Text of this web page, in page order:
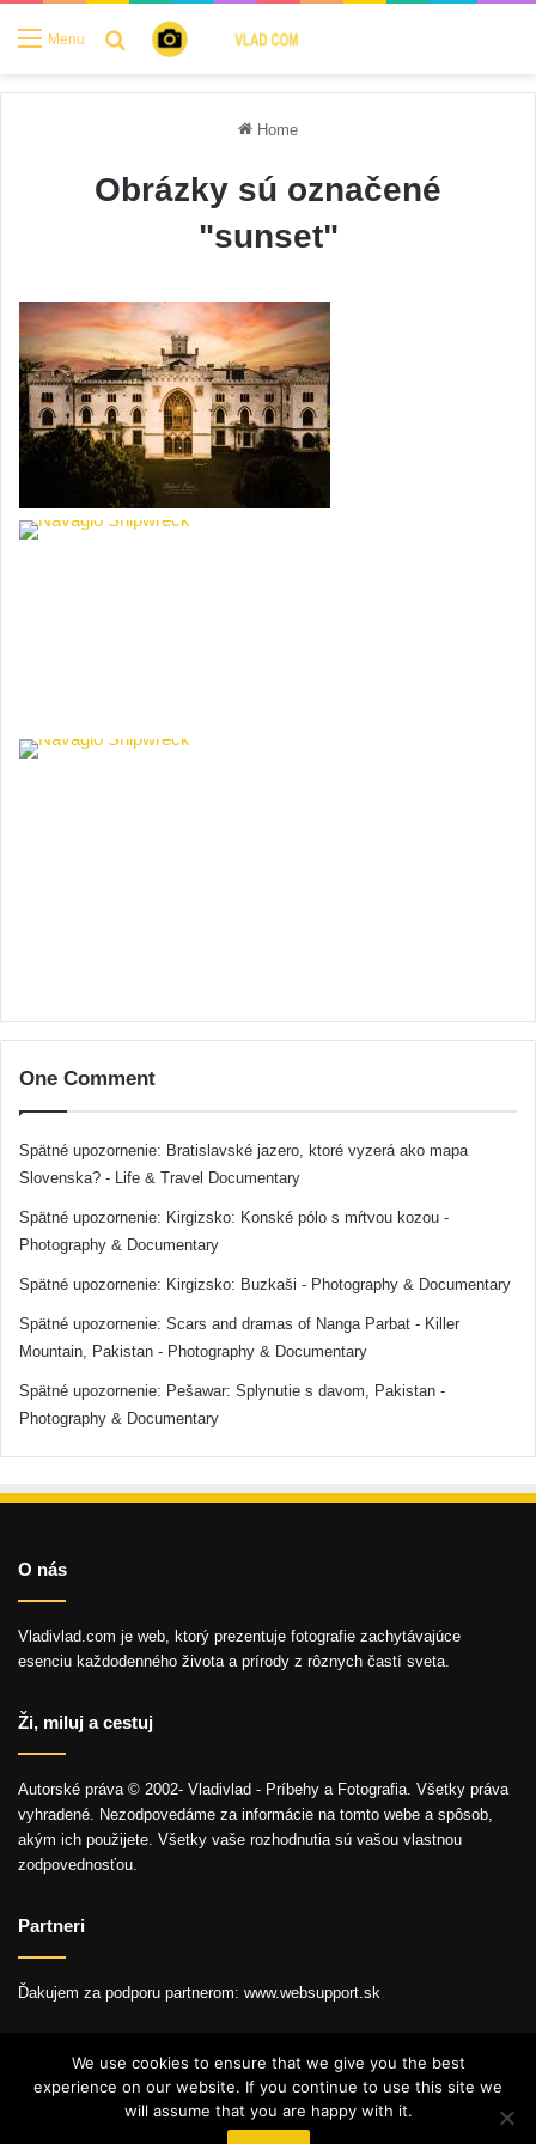
Menu Search for
Home
Obrázky sú označené
"sunset"
One Comment
Spätné upozornenie: Bratislavské jazero, ktoré vyzerá ako mapa
Slovenska? - Life & Travel Documentary
Spätné upozornenie: Kirgizsko: Konské pólo s mŕtvou kozou -
Photography & Documentary
Spätné upozornenie: Kirgizsko: Buzkaši - Photography & Documentary
Spätné upozornenie: Scars and dramas of Nanga Parbat - Killer
Mountain, Pakistan - Photography & Documentary
Spätné upozornenie: Pešawar: Splynutie s davom, Pakistan -
Photography & Documentary
O nás
Vladivlad.com je web, ktorý prezentuje fotografie zachytávajúce
esenciu každodenného života a prírody z rôznych častí sveta.
Ži, miluj a cestuj
Autorské práva © 2002- Vladivlad - Príbehy a Fotografia. Všetky práva
vyhradené. Nezodpovedáme za informácie na tomto webe a spôsob,
akým ich použijete. Všetky vaše rozhodnutia sú vašou vlastnou
zodpovednosťou.
Partneri
Ďakujem za podporu partnerom: www.websupport.sk
© Autorské práva2026, Všetky práva vyhradené.
We use cookies to ensure that we give you the best
experience on our website. If you continue to use this site we
will assume that you are happy with it.